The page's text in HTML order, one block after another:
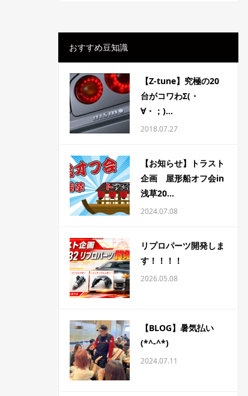
おすすめ豆知識
【Z-tune】究極の20
台がコワわΣ(・
∀・；)...
2018.07.27
【お知らせ】トラスト
企画 屋形船オフ会in
浅草20...
2024.07.08
リプロパーツ開発しま
す！！！！
2026.05.08
【BLOG】暑気払い
(*^-^*)
2024.07.11